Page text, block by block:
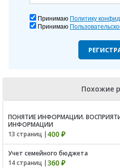
Принимаю Политику
Принимаю
Похожие
ПОНЯТИЕ ИНФОРМАЦИИ.
ИНФОРМАЦИИ
13 страниц | 400 ₽
Учет семейного бюджета
14 страниц | 360 ₽